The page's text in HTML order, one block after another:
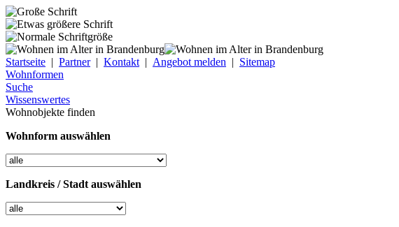
Startseite | Partner| Kontakt | Angebot melden | Sitemap
Wohnformen
Suche
Wissenswertes
Wohnobjekte finden
Wohnform auswählen
Landkreis / Stadt auswählen